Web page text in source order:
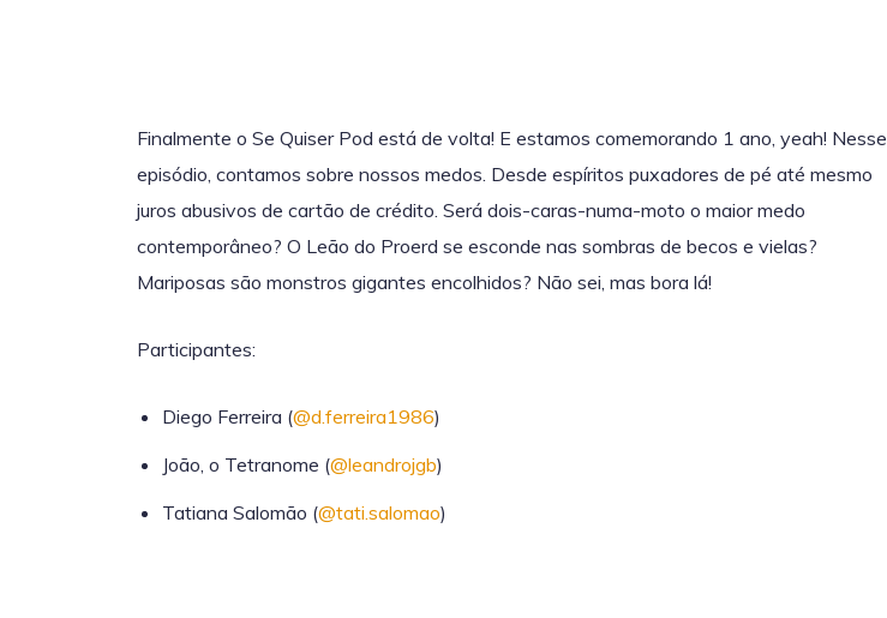
Finalmente o Se Quiser Pod está de volta! E estamos comemorando 1 ano, yeah! Nesse
episódio, contamos sobre nossos medos. Desde espíritos puxadores de pé até mesmo
juros abusivos de cartão de crédito. Será dois-caras-numa-moto o maior medo
contemporâneo? O Leão do Proerd se esconde nas sombras de becos e vielas?
Mariposas são monstros gigantes encolhidos? Não sei, mas bora lá!
Participantes:
Diego Ferreira (@d.ferreira1986)
João, o Tetranome (@leandrojgb)
Tatiana Salomão (@tati.salomao)